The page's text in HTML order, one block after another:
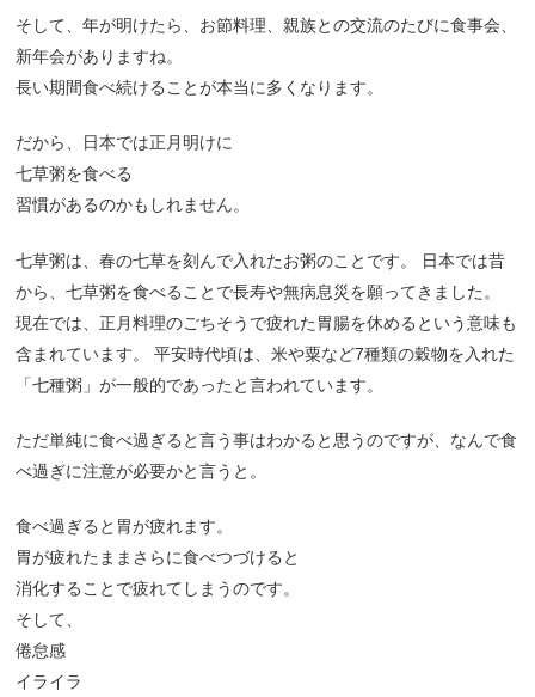
そして、年が明けたら、お節料理、親族との交流のたびに食事会、
新年会がありますね。
長い期間食べ続けることが本当に多くなります。
だから、日本では正月明けに
七草粥を食べる
習慣があるのかもしれません。
七草粥は、春の七草を刻んで入れたお粥のことです。 日本では昔
から、七草粥を食べることで長寿や無病息災を願ってきました。
現在では、正月料理のごちそうで疲れた胃腸を休めるという意味も
含まれています。 平安時代頃は、米や粟など7種類の穀物を入れた
「七種粥」が一般的であったと言われています。
ただ単純に食べ過ぎると言う事はわかると思うのですが、なんで食
べ過ぎに注意が必要かと言うと。
食べ過ぎると胃が疲れます。
胃が疲れたままさらに食べつづけると
消化することで疲れてしまうのです。
そして、
倦怠感
イライラ